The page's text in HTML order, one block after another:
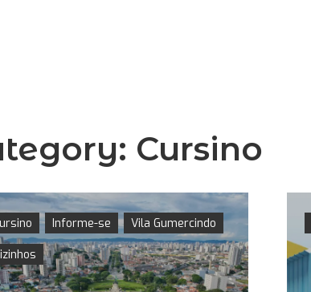
Cursino
Informe-se Vila Gumercindo